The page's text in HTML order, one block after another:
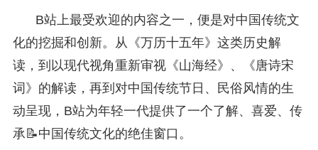
B站上最受欢迎的内容之一，便是对中国传统文
化的挖掘和创新。从《万历十五年》这类历史解
读，到以现代视角重新审视《山海经》、《唐诗宋
词》的解读，再到对中国传统节日、民俗风情的生
动呈现，B站为年轻一代提供了一个了解、喜爱、传
承📝中国传统文化的绝佳窗口。